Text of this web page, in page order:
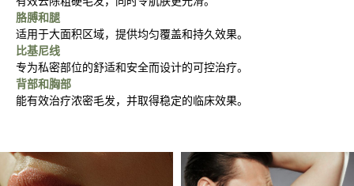
胳膊和腿
适用于大面积区域，提供均匀覆盖和持久效果。
比基尼线
专为私密部位的舒适和安全而设计的可控治疗。
背部和胸部
能有效治疗浓密毛发，并取得稳定的临床效果。